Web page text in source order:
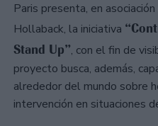
Paris presenta, en
Hollaback, la iniciativa
Stand Up”, con el fin de
proyecto busca, además,
alrededor del mundo sobre
intervención en situaciones